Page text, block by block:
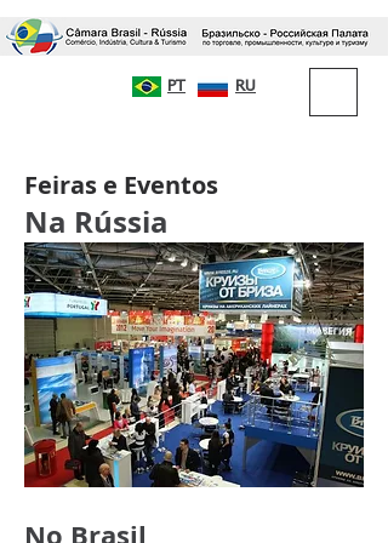
PT RU
Feiras e Eventos
Na Rússia
No Brasil